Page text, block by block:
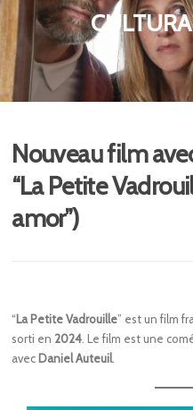
Nouveau film
“La Petite
amor”)
“La Petite Vadrouille” est un film
sorti en 2024. Le film est une
avec Daniel Auteuil.